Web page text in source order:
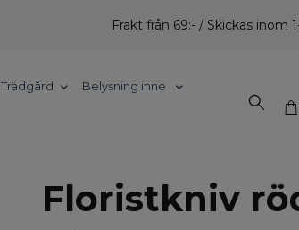
Frakt från 69:- / Skickas inom
Trädgård Belysning inne
Floristkniv